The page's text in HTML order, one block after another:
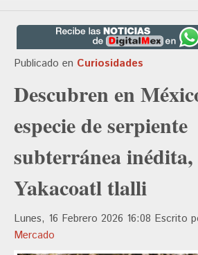
Publicado en Curiosidades
Descubren en
especie de serpiente
subterránea inédita,
Yakacoatl tlalli
Lunes, 16 Febrero 2026 16:08 Escrito
Mercado